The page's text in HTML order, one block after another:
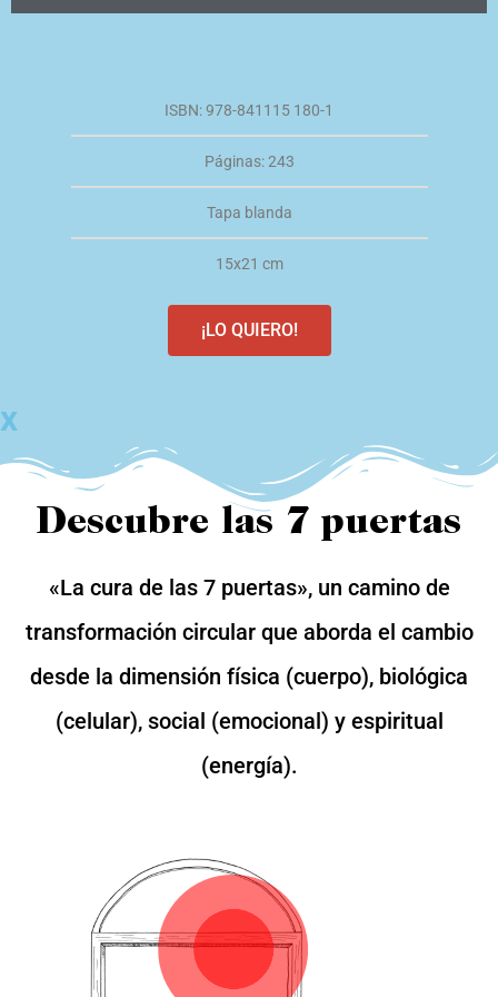
ISBN: 978-841115 180-1
Páginas: 243
Tapa blanda
15x21 cm
¡LO QUIERO!
x
Descubre las 7 puertas
«La cura de las 7 puertas», un camino de
transformación circular que aborda el cambio
desde la dimensión física (cuerpo), biológica
(celular), social (emocional) y espiritual
(energía).
1- Las herencias
Descubrirás como
se ha marcado
el sendero
que transitas